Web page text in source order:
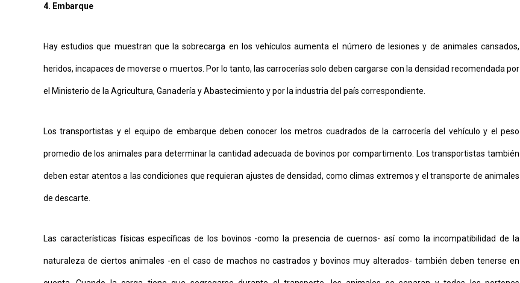
4. Embarque
Hay estudios que muestran que la sobrecarga en los vehículos aumenta el número de lesiones y de animales cansados,
heridos, incapaces de moverse o muertos. Por lo tanto, las carrocerías solo deben cargarse con la densidad recomendada por
el Ministerio de la Agricultura, Ganadería y Abastecimiento y por la industria del país correspondiente.
Los transportistas y el equipo de embarque deben conocer los metros cuadrados de la carrocería del vehículo y el peso
promedio de los animales para determinar la cantidad adecuada de bovinos por compartimento. Los transportistas también
deben estar atentos a las condiciones que requieran ajustes de densidad, como climas extremos y el transporte de animales
de descarte.
Las características físicas específicas de los bovinos -como la presencia de cuernos- así como la incompatibilidad de la
naturaleza de ciertos animales -en el caso de machos no castrados y bovinos muy alterados- también deben tenerse en